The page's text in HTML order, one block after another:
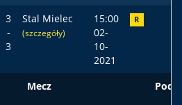
3
-
3
Stal Mielec
(szczegóły)
15:00
02-
10-
2021
R
Mecz Podst